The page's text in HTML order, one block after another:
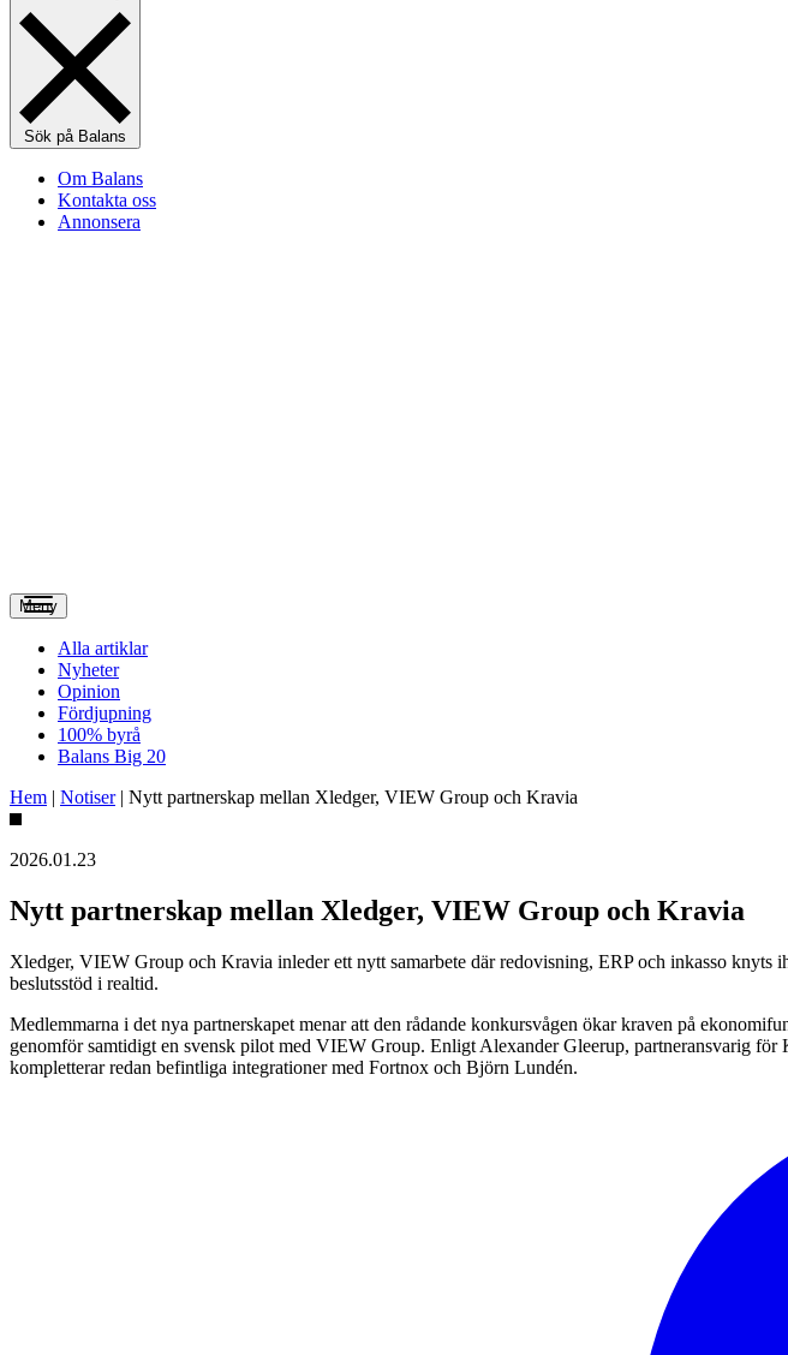
Sök på Balans
Om Balans
Kontakta oss
Annonsera
Meny
Alla artiklar
Nyheter
Opinion
Fördjupning
100% byrå
Balans Big 20
Hem | Notiser| Nytt partnerskap mellan Xledger, VIEW Group och Kravia
2026.01.23
Nytt partnerskap mellan Xledger, VIEW Group och Kravia
Xledger, VIEW Group och Kravia inleder ett nytt samarbete där redovisning, ERP och inkasso
beslutsstöd i realtid.
Medlemmarna i det nya partnerskapet menar att den rådande konkursvågen ökar kraven på
genomför samtidigt en svensk pilot med VIEW Group. Enligt Alexander Gleerup, partneransvarig
kompletterar redan befintliga integrationer med Fortnox och Björn Lundén.